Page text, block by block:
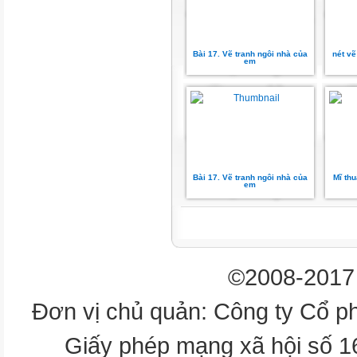
5
HẾT 12
GIỜ 0
Bài 17. Vẽ tranh ngôi nhà của
em
nét
Bài 17. Vẽ tranh ngôi nhà của
em
Mĩ
©2008-
Đơn vị chủ quản: Công ty Cổ
Giấy phép mạng xã hội số